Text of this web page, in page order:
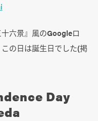
六景』風のGoogleロ
の日は誕生日でした(掲
Day